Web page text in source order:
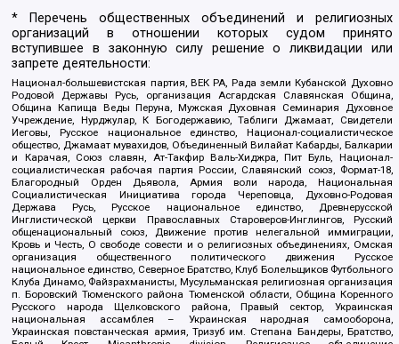
* Перечень общественных объединений и религиозных
организаций в отношении которых судом принято
вступившее в законную силу решение о ликвидации или
запрете деятельности:
Национал-большевистская партия, ВЕК РА, Рада земли Кубанской Духовно
Родовой Державы Русь, организация Асгардская Славянская Община,
Община Капища Веды Перуна, Мужская Духовная Семинария Духовное
Учреждение, Нурджулар, К Богодержавию, Таблиги Джамаат, Свидетели
Иеговы, Русское национальное единство, Национал-социалистическое
общество, Джамаат мувахидов, Объединенный Вилайат Кабарды, Балкарии
и Карачая, Союз славян, Ат-Такфир Валь-Хиджра, Пит Буль, Национал-
социалистическая рабочая партия России, Славянский союз, Формат-18,
Благородный Орден Дьявола, Армия воли народа, Национальная
Социалистическая Инициатива города Череповца, Духовно-Родовая
Держава Русь, Русское национальное единство, Древнерусской
Инглистической церкви Православных Староверов-Инглингов, Русский
общенациональный союз, Движение против нелегальной иммиграции,
Кровь и Честь, О свободе совести и о религиозных объединениях, Омская
организация общественного политического движения Русское
национальное единство, Северное Братство, Клуб Болельщиков Футбольного
Клуба Динамо, Файзрахманисты, Мусульманская религиозная организация
п. Боровский Тюменского района Тюменской области, Община Коренного
Русского народа Щелковского района, Правый сектор, Украинская
национальная ассамблея – Украинская народная самооборона,
Украинская повстанческая армия, Тризуб им. Степана Бандеры, Братство,